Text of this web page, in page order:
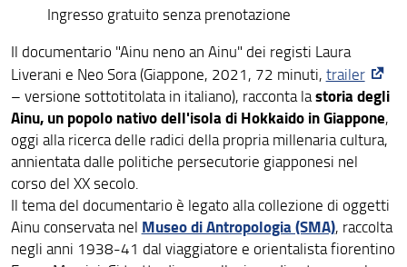
Ingresso gratuito senza prenotazione
Il documentario "Ainu neno an Ainu" dei registi Laura
Liverani e Neo Sora (Giappone, 2021, 72 minuti, trailer
– versione sottotitolata in italiano), racconta lastoria degli
Ainu, un popolo nativo dell'isola di Hokkaido in Giappone,
oggi alla ricerca delle radici della propria millenaria cultura,
annientata dalle politiche persecutorie giapponesi nel
corso del XX secolo.
Il tema del documentario è legato alla collezione di oggetti
Ainu conservata nel Museo di Antropologia (SMA), raccolta
negli anni 1938-41 dal viaggiatore e orientalista fiorentino